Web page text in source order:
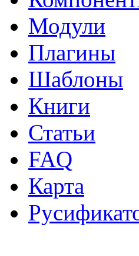
Модули
Плагины
Шаблоны
Книги
Статьи
FAQ
Карта